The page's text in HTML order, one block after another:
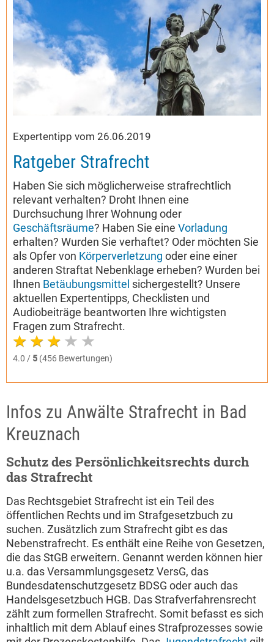
Expertentipp vom 26.06.2019
Ratgeber Strafrecht
Haben Sie sich möglicherweise strafrechtlich
relevant verhalten? Droht Ihnen eine
Durchsuchung Ihrer Wohnung oder
Geschäftsräume? Haben Sie eine Vorladung
erhalten? Wurden Sie verhaftet? Oder möchten Sie
als Opfer von Körperverletzung oder eine einer
anderen Straftat Nebenklage erheben? Wurden bei
Ihnen Betäubungsmittel sichergestellt? Unsere
aktuellen Expertentipps, Checklisten und
Audiobeiträge beantworten Ihre wichtigsten
Fragen zum Strafrecht.
4.0 / 5 (456 Bewertungen)
Infos zu Anwälte Strafrecht in Bad
Kreuznach
Schutz des Persönlichkeitsrechts durch
das Strafrecht
Das Rechtsgebiet Strafrecht ist ein Teil des
öffentlichen Rechts und im Strafgesetzbuch zu
suchen. Zusätzlich zum Strafrecht gibt es das
Nebenstrafrecht. Es enthält eine Reihe von Gesetzen,
die das StGB erweitern. Genannt werden können hier
u.a. das Versammlungsgesetz VersG, das
Bundesdatenschutzgesetz BDSG oder auch das
Handelsgesetzbuch HGB. Das Strafverfahrensrecht
zählt zum formellen Strafrecht. Somit befasst es sich
inhaltlich mit dem Ablauf eines Strafprozesses sowie